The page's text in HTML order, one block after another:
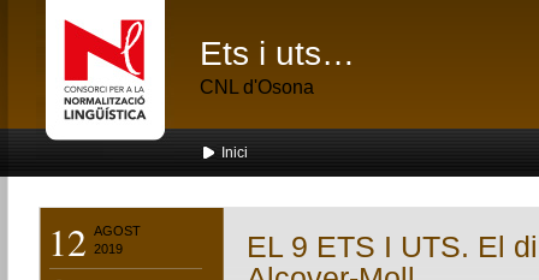
Ets i uts…
CNL d'Osona
Inici
12
AGOST
2019
EL 9 ETS I UTS. El